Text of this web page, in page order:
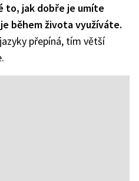
to, jak dobře je umíte
během života využíváte.
přepíná, tím větší